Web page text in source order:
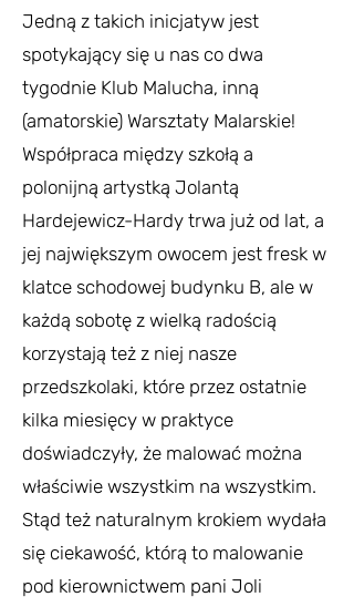
Jedną z takich inicjatyw jest
spotykający się u nas co dwa
tygodnie Klub Malucha, inną
(amatorskie) Warsztaty Malarskie!
Współpraca między szkołą a
polonijną artystką Jolantą
Hardejewicz-Hardy trwa już od lat, a
jej największym owocem jest fresk w
klatce schodowej budynku B, ale w
każdą sobotę z wielką radością
korzystają też z niej nasze
przedszkolaki, które przez ostatnie
kilka miesięcy w praktyce
doświadczyły, że malować można
właściwie wszystkim na wszystkim.
Stąd też naturalnym krokiem wydała
się ciekawość, którą to malowanie
pod kierownictwem pani Joli